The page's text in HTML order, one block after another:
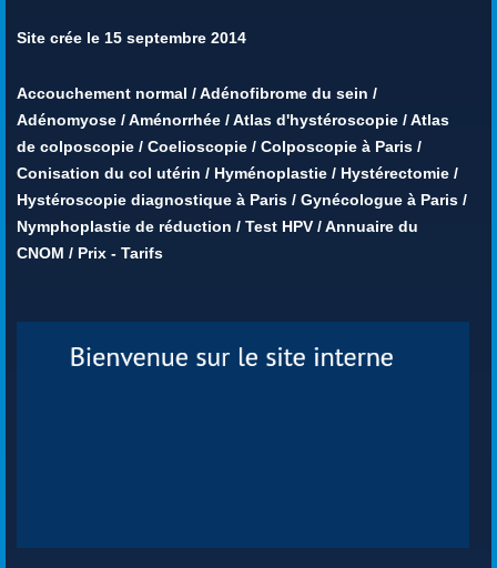
Site crée le 15 septembre 2014
Accouchement normal /Adénofibrome du sein /
Adénomyose /Aménorrhée /Atlas d'hystéroscopie /Atlas
de colposcopie / Coelioscopie / Colposcopie à Paris /
Conisation du col utérin / Hyménoplastie / Hystérectomie /
Hystéroscopie diagnostique à Paris / Gynécologue à Paris /
Nymphoplastie de réduction / Test HPV /Annuaire du
CNOM / Prix - Tarifs